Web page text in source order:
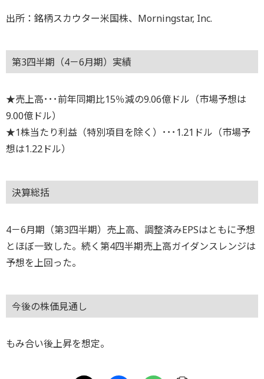
出所：銘柄スカウター米国株、Morningstar, Inc.
第3四半期（4－6月期）実績
★売上高･･･前年同期比15％減の9.06億ドル（市場予想は
9.00億ドル）
★1株当たり利益（特別項目を除く）･･･1.21ドル（市場予
想は1.22ドル）
決算総括
4－6月期（第3四半期）売上高、調整済みEPSはともに予想
とほぼ一致した。続く第4四半期売上高ガイダンスレンジは
予想を上回った。
今後の株価見通し
もみ合い後上昇を想定。